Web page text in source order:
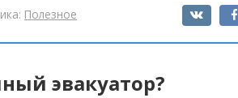
Полезное
эвакуатор?